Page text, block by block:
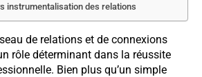
instrumentalisation des relations
de relations et de connexions
rôle déterminant dans la réussite
Bien plus qu’un simple